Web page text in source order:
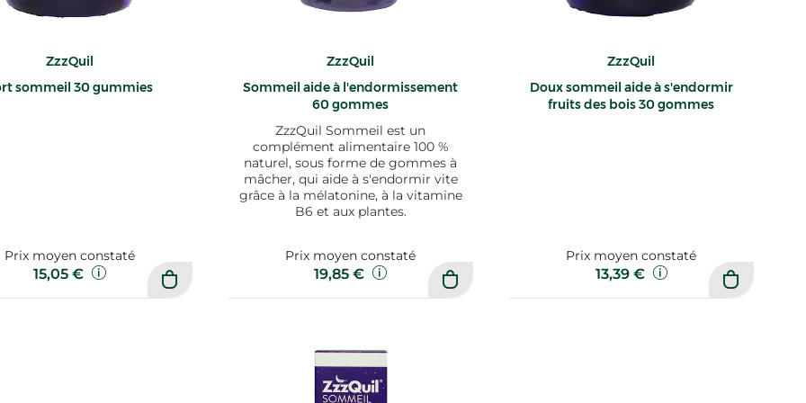
ZzzQuil
sommeil 30 gummies
Prix moyen constaté
15,05 €
ZzzQuil
Sommeil aide à l'endormissement
60 gommes
ZzzQuil Sommeil est un
complément alimentaire 100 %
naturel, sous forme de gommes à
mâcher, qui aide à s'endormir vite
grâce à la mélatonine, à la vitamine
B6 et aux plantes.
Prix moyen constaté
19,85 €
ZzzQuil
Doux sommeil aide à s'endormir
fruits des bois 30 gommes
Prix moyen constaté
13,39 €